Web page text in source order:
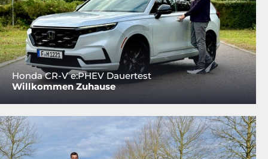
Honda CR-V e:PHEV Dauertest
Willkommen Zuhause